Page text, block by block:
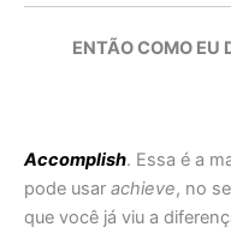
ENTÃO COMO EU
Accomplish. Essa é a
pode usar achieve, no
que você já viu a